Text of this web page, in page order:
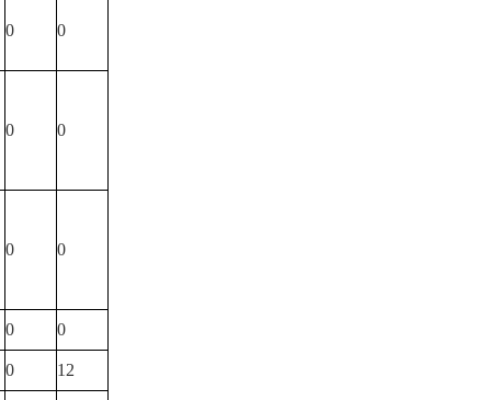
0 0
0 0
0 0
0 0
0 12